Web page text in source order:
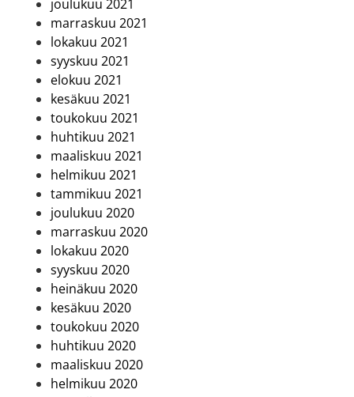
joulukuu 2021
marraskuu 2021
lokakuu 2021
syyskuu 2021
elokuu 2021
kesäkuu 2021
toukokuu 2021
huhtikuu 2021
maaliskuu 2021
helmikuu 2021
tammikuu 2021
joulukuu 2020
marraskuu 2020
lokakuu 2020
syyskuu 2020
heinäkuu 2020
kesäkuu 2020
toukokuu 2020
huhtikuu 2020
maaliskuu 2020
helmikuu 2020